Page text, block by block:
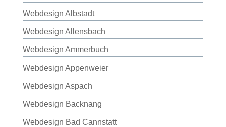
Webdesign Albstadt
Webdesign Allensbach
Webdesign Ammerbuch
Webdesign Appenweier
Webdesign Aspach
Webdesign Backnang
Webdesign Bad Cannstatt